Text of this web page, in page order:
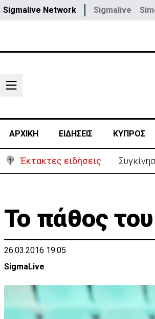
Sigmalive Network Sigmalive
ΑΡΧΙΚΗ ΕΙΔΗΣΕΙΣ ΚΥΠΡΟΣ
Έκτακτες ειδήσεις Μεγάλο
Το πάθος
26.03.2016 19:05
SigmaLive